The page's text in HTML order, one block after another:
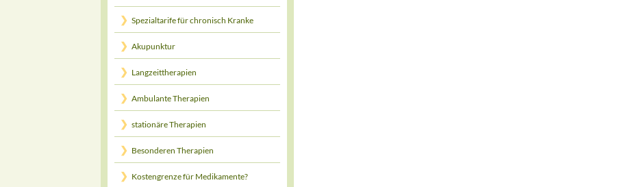
Spezialtarife für chronisch Kranke
Akupunktur
Langzeittherapien
Ambulante Therapien
stationäre Therapien
Besonderen Therapien
Kostengrenze für Medikamente?